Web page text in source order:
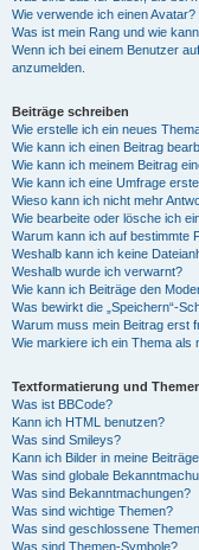
Wie verwende ich einen Avatar?
Was ist mein Rang und wie
Wenn ich bei einem Benutzer
anzumelden.
Beiträge schreiben
Wie erstelle ich ein neues
Wie kann ich einen Beitrag
Wie kann ich meinem Beitrag
Wie kann ich eine Umfrage
Wieso kann ich nicht mehr
Wie bearbeite oder lösche ich
Warum kann ich auf bestimmte
Weshalb kann ich keine
Weshalb wurde ich verwarnt?
Wie kann ich Beiträge den
Was bewirkt die „Speichern“-
Warum muss mein Beitrag erst
Wie markiere ich ein Thema als
Textformatierung und
Was ist BBCode?
Kann ich HTML benutzen?
Was sind Smileys?
Kann ich Bilder in meine
Was sind globale
Was sind Bekanntmachungen?
Was sind wichtige Themen?
Was sind geschlossene
Was sind Themen-Symbole?